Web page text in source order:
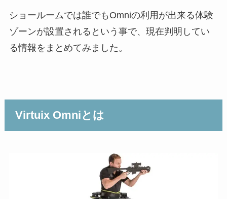
ショールームでは誰でもOmniの利用が出来る体験
ゾーンが設置されるという事で、現在判明してい
る情報をまとめてみました。
Virtuix Omniとは